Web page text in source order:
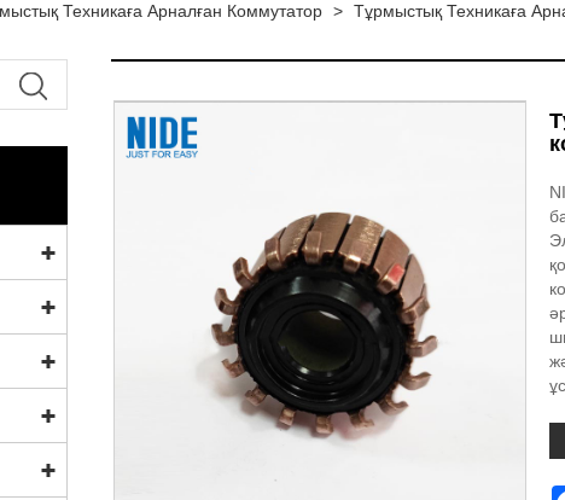
Техникаға Арналған Коммутатор > Тұрмыстық Техникаға